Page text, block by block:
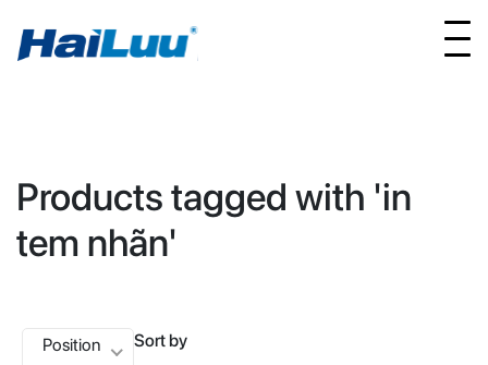
Products tagged with 'in
tem nhãn'
Sort by
Position